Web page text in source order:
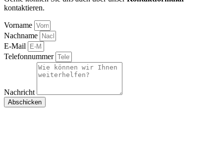
kontaktieren.
Vorname
Nachname
E-Mail
Telefonnummer
Nachricht
Abschicken